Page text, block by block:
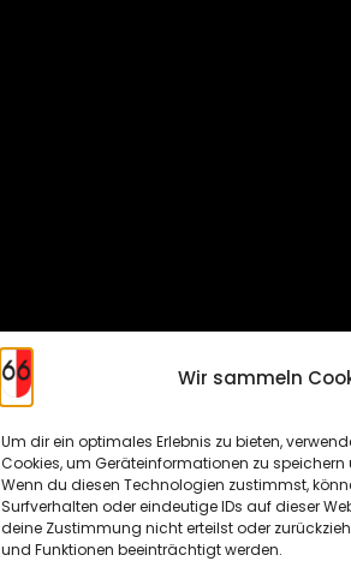
Wir sammeln
Um dir ein optimales Erlebnis zu bieten,
Cookies, um Geräteinformationen zu
Wenn du diesen Technologien zustimmst,
Surfverhalten oder eindeutige IDs auf dieser
deine Zustimmung nicht erteilst oder
und Funktionen beeinträchtigt werden.